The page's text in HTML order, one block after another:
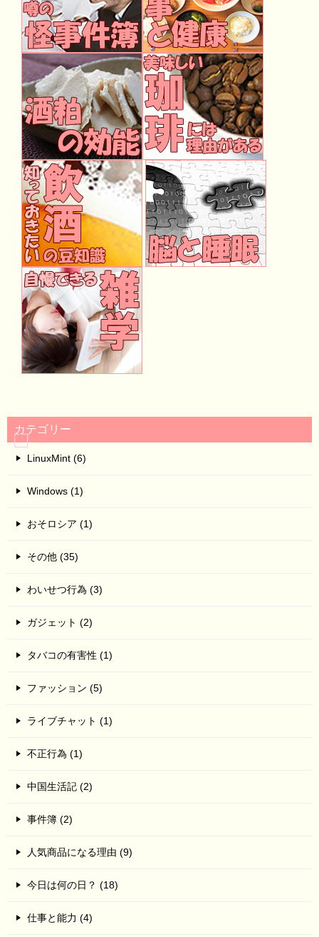
カテゴリー
LinuxMint (6)
Windows (1)
おそロシア (1)
その他 (35)
わいせつ行為 (3)
ガジェット (2)
タバコの有害性 (1)
ファッション (5)
ライブチャット (1)
不正行為 (1)
中国生活記 (2)
事件簿 (2)
人気商品になる理由 (9)
今日は何の日？ (18)
仕事と能力 (4)